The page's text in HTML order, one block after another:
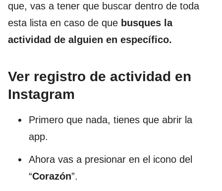
que, vas a tener que buscar dentro de toda
esta lista en caso de que busques la
actividad de alguien en específico.
Ver registro de actividad en
Instagram
Primero que nada, tienes que abrir la
app.
Ahora vas a presionar en el icono del
“Corazón”.